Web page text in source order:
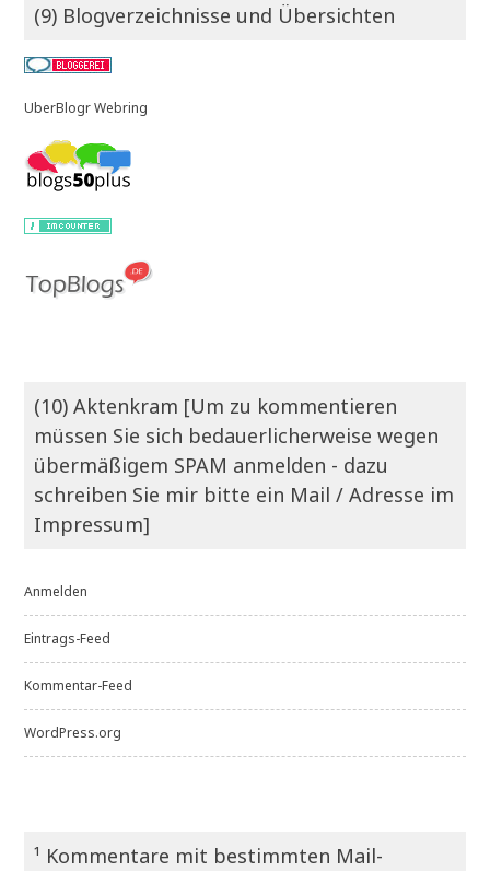
(9) Blogverzeichnisse und Übersichten
UberBlogr Webring
(10) Aktenkram [Um zu kommentieren
müssen Sie sich bedauerlicherweise wegen
übermäßigem SPAM anmelden - dazu
schreiben Sie mir bitte ein Mail / Adresse im
Impressum]
Anmelden
Eintrags-Feed
Kommentar-Feed
WordPress.org
¹ Kommentare mit bestimmten Mail-